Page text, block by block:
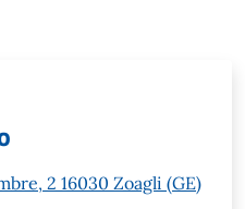
2 16030 Zoagli (GE)